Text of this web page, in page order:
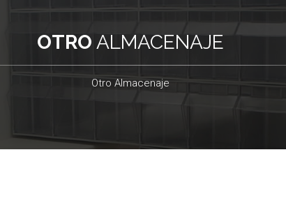
OTRO ALMACENAJE
Otro Almacenaje